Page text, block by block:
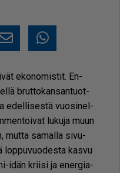
SähköpostiWhatsapp
eko­no­mis­tit. En­
brut­to­kan­san­tuot­
edel­li­ses­tä vuo­si­nel­
lu­ku­ja muun
mut­ta sa­mal­la si­vu­
lop­pu­vuo­des­ta kas­vu
idän krii­si ja ener­gi­a­